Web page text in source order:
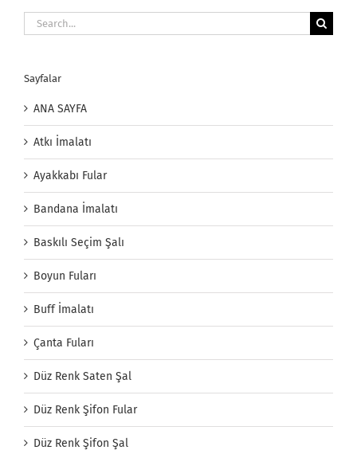
Search
for:
Sayfalar
ANA SAYFA
Atkı İmalatı
Ayakkabı Fular
Bandana İmalatı
Baskılı Seçim Şalı
Boyun Fuları
Buff İmalatı
Çanta Fuları
Düz Renk Saten Şal
Düz Renk Şifon Fular
Düz Renk Şifon Şal